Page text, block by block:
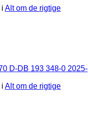
i Alt om de rigtige
D-DB 193 348-0 2025-
i Alt om de rigtige